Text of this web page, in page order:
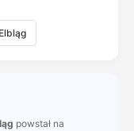
powstał na